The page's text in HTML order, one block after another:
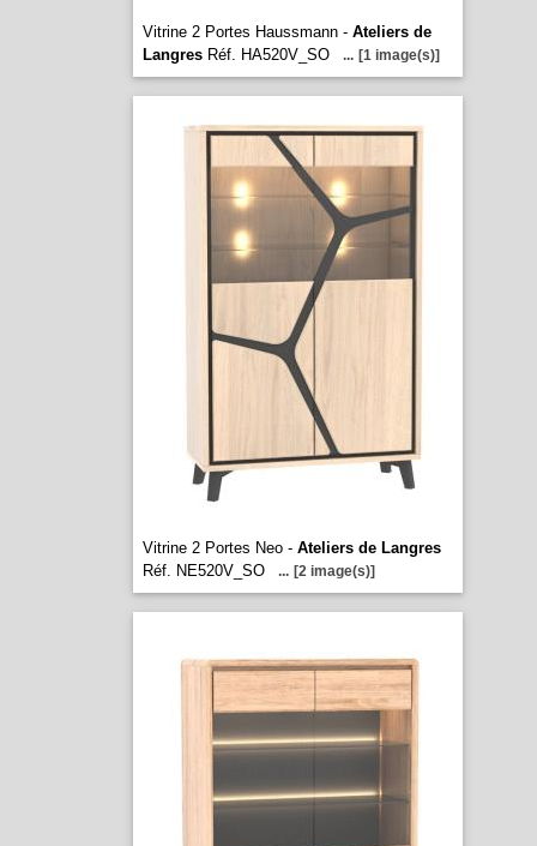
Vitrine 2 Portes Haussmann - Ateliers de
LangresRéf. HA520V_SO ... [1 image(s)]
Vitrine 2 Portes Neo - Ateliers de Langres
Réf. NE520V_SO
... [2 image(s)]